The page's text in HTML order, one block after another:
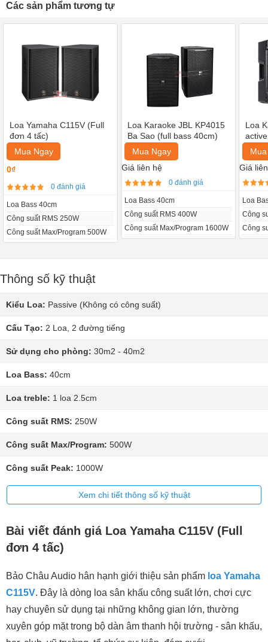
Các sản phẩm tương tự
Loa Yamaha C115V (Full
đơn 4 tấc)
Mua Ngay
0₫
0 đánh giá
Loa Bass 40cm
Công suất RMS 250W
Công suất Max/Program 500W
Loa Karaoke JBL KP4015
Ba Sao (full bass 40cm)
Mua Ngay
Giá liên hệ
0 đánh giá
Loa Bass 40cm
Công suất RMS 400W
Công suất Max/Program 1600W
Loa
Giá
Loa
Công
Công
Thông số kỹ thuật
Kiểu Loa: Passive (Không có công suất)
Cấu Tạo: 2 Loa, 2 đường tiếng
Sử dụng cho phòng: 30m2 - 40m2
Loa Bass: 40cm
Loa treble: 1 loa 2.5cm
Công suất RMS: 250W
Công suất Max/Program: 500W
Công suất Peak: 1000W
Xem chi tiết thông số kỹ thuật
Bài viết đánh giá Loa Yamaha C115V (Full
đơn 4 tấc)
Bảo Châu Audio hân hạnh giới thiệu sản phẩm loa Yamaha
C115V. Đây là dòng loa sân khấu công suất lớn, chơi cực
hay chuyên sử dụng tại những không gian lớn, thường
xuyên góp mặt trong bộ dàn âm thanh hội trường - sân khấu,